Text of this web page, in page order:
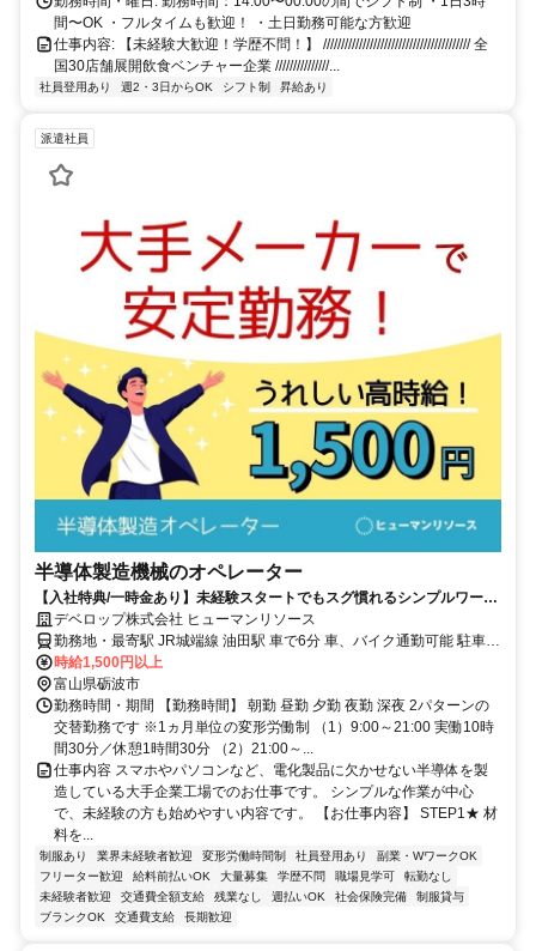
間〜OK ・フルタイムも歓迎！ ・土日勤務可能な方歓迎
仕事内容: 【未経験大歓迎！学歴不問！】 ///////////////////////////////////////// 全
国30店舗展開飲食ベンチャー企業 ///////////////...
社員登用あり 週2・3日からOK シフト制 昇給あり
派遣社員
半導体製造機械のオペレーター
【入社特典/一時金あり】未経験スタートでもスグ慣れるシンプルワーク
★半導体製造スタッフ
デベロップ株式会社 ヒューマンリソース
勤務地・最寄駅 JR城端線 油田駅 車で6分 車、バイク通勤可能 駐車場
完備
時給1,500円以上
富山県砺波市
勤務時間・期間 【勤務時間】 朝勤 昼勤 夕勤 夜勤 深夜 2パターンの
交替勤務です ※1ヵ月単位の変形労働制 （1）9:00～21:00 実働10時
間30分／休憩1時間30分 （2）21:00～...
仕事内容 スマホやパソコンなど、電化製品に欠かせない半導体を製
造している大手企業工場でのお仕事です。 シンプルな作業が中心
で、未経験の方も始めやすい内容です。 【お仕事内容】 STEP1★ 材
料を...
制服あり 業界未経験者歓迎 変形労働時間制 社員登用あり
副業・WワークOK
フリーター歓迎
給料前払いOK 大量募集 学歴不問 職場見学可
転勤なし
未経験者歓迎
交通費全額支給 残業なし 週払いOK 社会保険完備
制服貸与
ブランクOK
交通費支給 長期歓迎